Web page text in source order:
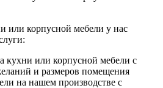
или корпусной мебели у нас
кухни или корпусной мебели с
и размеров помещения
на нашем производстве с